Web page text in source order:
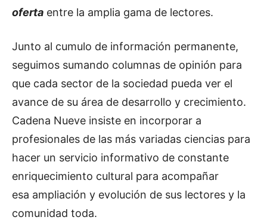
oferta entre la amplia gama de lectores.
Junto al cumulo de información permanente,
seguimos sumando columnas de opinión para
que cada sector de la sociedad pueda ver el
avance de su área de desarrollo y crecimiento.
Cadena Nueve insiste en incorporar a
profesionales de las más variadas ciencias para
hacer un servicio informativo de constante
enriquecimiento cultural para acompañar
esa ampliación y evolución de sus lectores y la
comunidad toda.